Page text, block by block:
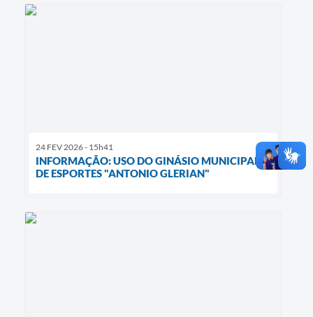
24 FEV 2026 - 15h41
INFORMAÇÃO: USO DO GINÁSIO MUNICIPAL
DE ESPORTES "ANTONIO GLERIAN"